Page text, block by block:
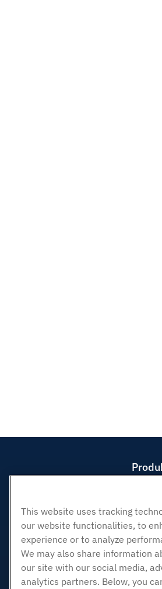
White
Nicht
This website uses tracking
our website functionalities, to
experience or to analyze
We may also share information
our site with our social media,
analytics partners. Below, you